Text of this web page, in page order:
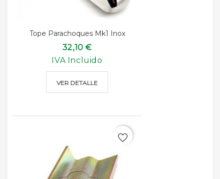
Tope Parachoques Mk1 Inox
32,10 €
IVA Incluido
VER DETALLE
favorite_border